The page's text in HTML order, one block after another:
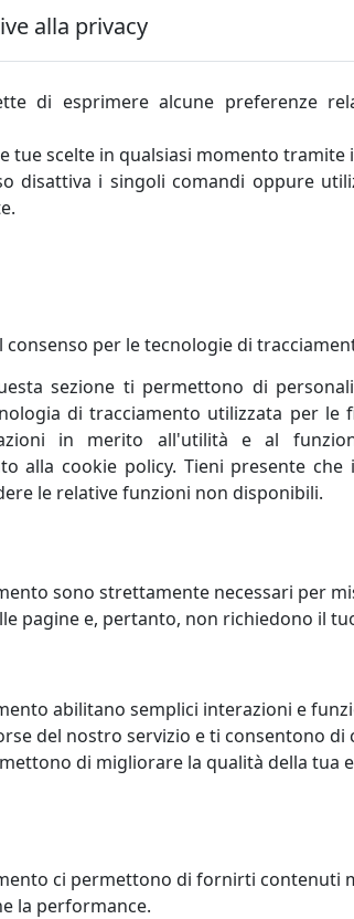
ogni pezzo. Due elementi talvolta
La creatività di Massimo
talvolta spiazzanti. Accanto a lui
aggiungendo una visione personale
Arti e Mestieri
alla privacy
di esprimere alcune preferenze
tue scelte in qualsiasi momento tramite
disattiva i singoli comandi oppure
consenso per le tecnologie di
sezione ti permettono di
di tracciamento utilizzata per le
in merito all'utilità e al
alla cookie policy. Tieni presente
le relative funzioni non disponibili.
sono strettamente necessari per
pagine e, pertanto, non richiedono il
abilitano semplici interazioni e
del nostro servizio e ti consentono
di migliorare la qualità della tua
ci permettono di fornirti contenuti
la performance.